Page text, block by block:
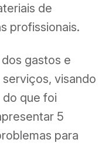
de
profissionais.
gastos e
visando
que foi
5
para